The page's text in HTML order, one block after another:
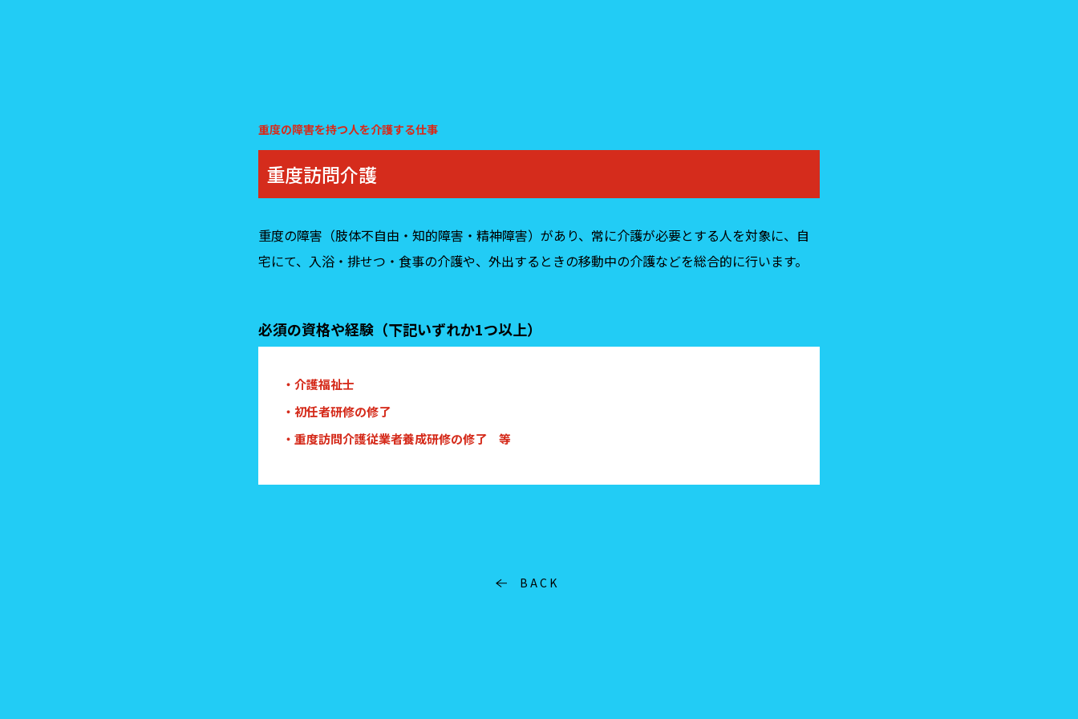
重度の障害を持つ人を介護する仕事
重度訪問介護
重度の障害（肢体不自由・知的障害・精神障害）があり、常に介護が必要とする人を対象に、自
宅にて、入浴・排せつ・食事の介護や、外出するときの移動中の介護などを総合的に行います。
必須の資格や経験（下記いずれか1つ以上）
・介護福祉士
・初任者研修の修了
・重度訪問介護従業者養成研修の修了 等
BACK